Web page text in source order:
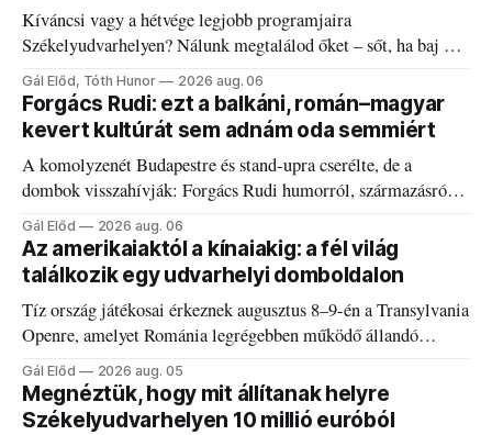
Kíváncsi vagy a hétvége legjobb programjaira
Székelyudvarhelyen? Nálunk megtalálod őket – sőt, ha baj van
a fogaddal, a fogorvosi ügyeletet is!
Gál Előd, Tóth Hunor 2026 aug. 06
Forgács Rudi: ezt a balkáni, román–magyar
kevert kultúrát sem adnám oda semmiért
A komolyzenét Budapestre és stand-upra cserélte, de a
dombok visszahívják: Forgács Rudi humorról, származásról
és határokról.
Gál Előd 2026 aug. 06
Az amerikaiaktól a kínaiakig: a fél világ
találkozik egy udvarhelyi domboldalon
Tíz ország játékosai érkeznek augusztus 8–9-én a Transylvania
Openre, amelyet Románia legrégebben működő állandó
discgolfpályáján rendeznek meg.
Gál Előd 2026 aug. 05
Megnéztük, hogy mit állítanak helyre
Székelyudvarhelyen 10 millió euróból